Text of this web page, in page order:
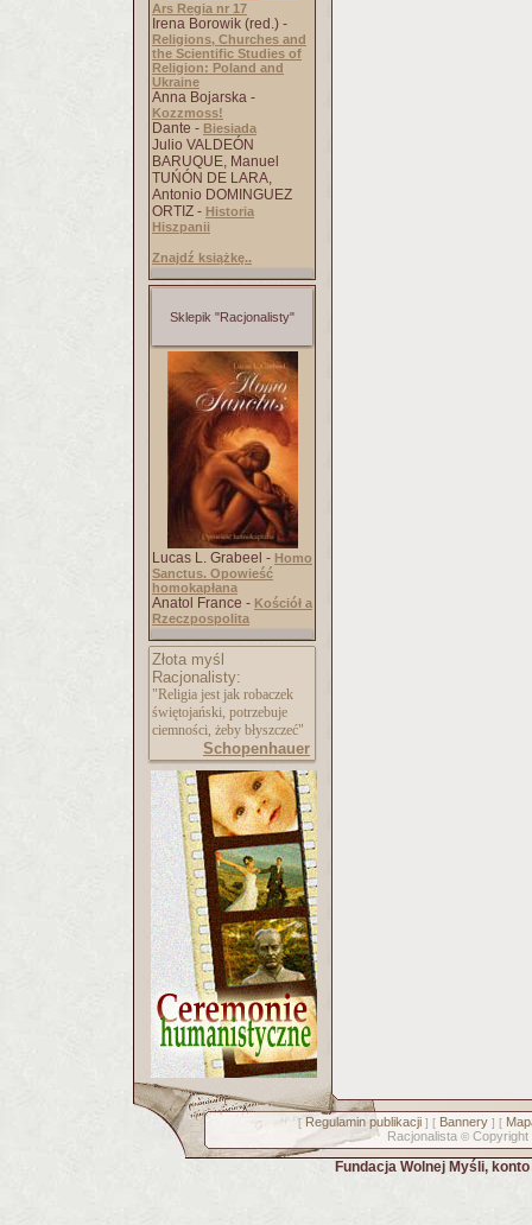
Ars Regia nr 17
Irena Borowik (red.) -
Religions, Churches and
the Scientific Studies of
Religion: Poland and
Ukraine
Anna Bojarska -
Kozzmoss!
Dante - Biesiada
Julio VALDEÓN
BARUQUE, Manuel
TUŃÓN DE LARA,
Antonio DOMINGUEZ
ORTIZ - Historia
Hiszpanii
Znajdź książkę..
Sklepik "Racjonalisty"
Lucas L. Grabeel - Homo
Sanctus. Opowieść
homokapłana
Anatol France - Kościół a
Rzeczpospolita
Złota myśl
Racjonalisty:
"Religia jest jak robaczek
świętojański, potrzebuje
ciemności, żeby błyszczeć"
Schopenhauer
[ Regulamin publikacji] [ Bannery] [
Racjonalista © Copyright
Fundacja Wolnej Myśli,